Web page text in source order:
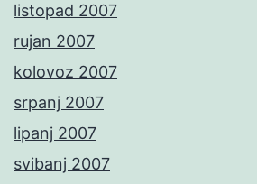
listopad 2007
rujan 2007
kolovoz 2007
srpanj 2007
lipanj 2007
svibanj 2007